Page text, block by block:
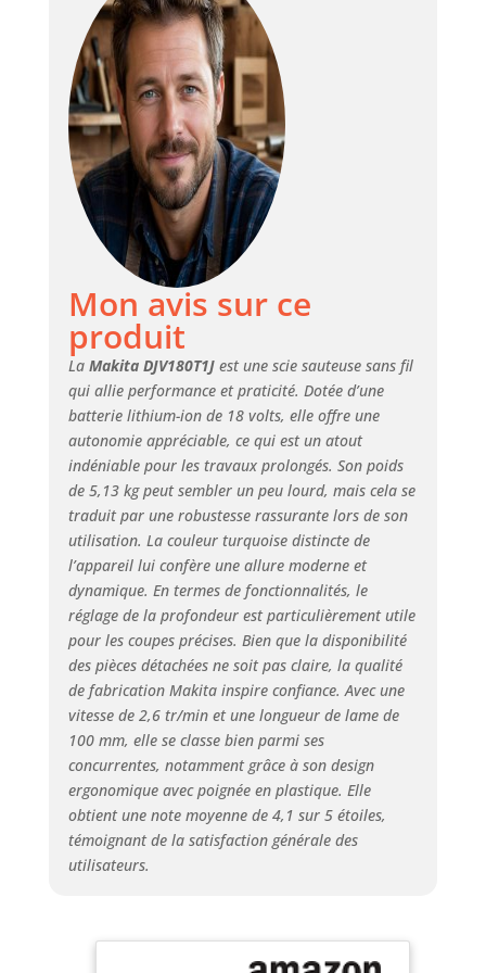
105 mm -
Longueur de
travail : 70 mm -
HSS (A-85737) - Lot
de 2 lames Makita
B-22 pour
aluminium, laiton,
plastique et acier
doux - Longueur
totale de 76 mm -
Longueur de
HCS ( A-8562) - Lot
de 2 lames Makita
plastique -
Longueur totale de
100 mm -
Longueur de
travail de 75 mm.
Mon avis sur ce
produit
La Makita DJV180T1Jest une scie sauteuse sans fil
qui allie performance et praticité. Dotée d’une
batterie lithium-ion de 18 volts, elle offre une
autonomie appréciable, ce qui est un atout
indéniable pour les travaux prolongés. Son poids
de 5,13 kg peut sembler un peu lourd, mais cela se
traduit par une robustesse rassurante lors de son
utilisation. La couleur turquoise distincte de
l’appareil lui confère une allure moderne et
dynamique. En termes de fonctionnalités, le
réglage de la profondeur est particulièrement utile
pour les coupes précises. Bien que la disponibilité
des pièces détachées ne soit pas claire, la qualité
de fabrication Makita inspire confiance. Avec une
vitesse de 2,6 tr/min et une longueur de lame de
100 mm, elle se classe bien parmi ses
concurrentes, notamment grâce à son design
ergonomique avec poignée en plastique. Elle
obtient une note moyenne de 4,1 sur 5 étoiles,
témoignant de la satisfaction générale des
utilisateurs.